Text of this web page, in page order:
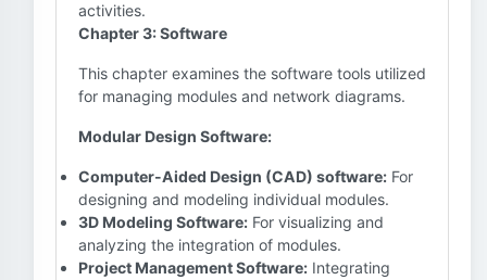
activities.
Chapter 3: Software
This chapter examines the software tools utilized
for managing modules and network diagrams.
Modular Design Software:
Computer-Aided Design (CAD) software: For
designing and modeling individual modules.
3D Modeling Software: For visualizing and
analyzing the integration of modules.
Project Management Software: Integrating